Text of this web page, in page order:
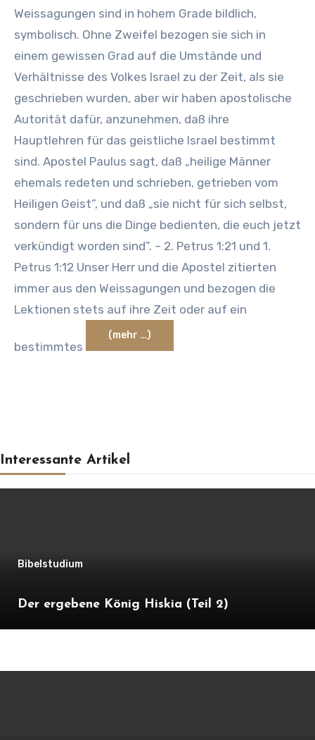
Weissagungen sind in hohem Grade bildlich,
symbolisch. Ohne Zweifel bezogen sie sich in
einem gewissen Grad auf die Umstände und
Verhältnisse des Volkes Israel zu der Zeit, als sie
geschrieben wurden, aber wir haben apostolische
Autorität dafür, anzunehmen, daß ihre
Hauptlehren für das geistliche Israel bestimmt
sind. Apostel Paulus sagt, daß „heilige Männer
ehemals redeten und schrieben, getrieben vom
Heiligen Geist”, und daß „sie nicht für sich selbst,
sondern für uns die Dinge bedienten, die euch jetzt
verkündigt worden sind”. – 2. Petrus 1:21 und 1.
Petrus 1:12 Unser Herr und die Apostel zitierten
immer aus den Weissagungen und bezogen die
Lektionen stets auf ihre Zeit oder auf ein
bestimmtes
(mehr …)
Interessante Artikel
Bibelstudium
Der ergebene König Hiskia (Teil 2)